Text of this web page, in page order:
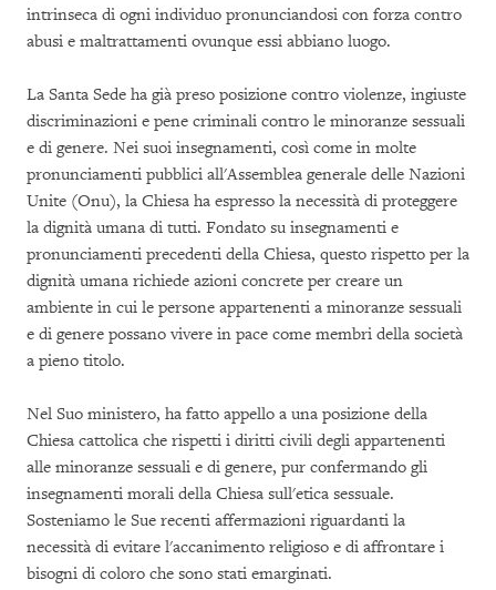
intrinseca di ogni individuo pronunciandosi con forza contro
abusi e maltrattamenti ovunque essi abbiano luogo.
La Santa Sede ha già preso posizione contro violenze, ingiuste
discriminazioni e pene criminali contro le minoranze sessuali
e di genere. Nei suoi insegnamenti, così come in molte
pronunciamenti pubblici all'Assemblea generale delle Nazioni
Unite (Onu), la Chiesa ha espresso la necessità di proteggere
la dignità umana di tutti. Fondato su insegnamenti e
pronunciamenti precedenti della Chiesa, questo rispetto per la
dignità umana richiede azioni concrete per creare un
ambiente in cui le persone appartenenti a minoranze sessuali
e di genere possano vivere in pace come membri della società
a pieno titolo.
Nel Suo ministero, ha fatto appello a una posizione della
Chiesa cattolica che rispetti i diritti civili degli appartenenti
alle minoranze sessuali e di genere, pur confermando gli
insegnamenti morali della Chiesa sull'etica sessuale.
Sosteniamo le Sue recenti affermazioni riguardanti la
necessità di evitare l'accanimento religioso e di affrontare i
bisogni di coloro che sono stati emarginati.